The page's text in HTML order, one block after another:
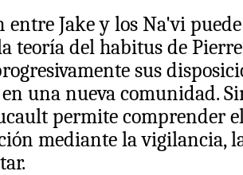
entre Jake y los Na'vi
teoría del habitus de
sus
una nueva comunidad.
permite comprender
mediante la vigilancia,